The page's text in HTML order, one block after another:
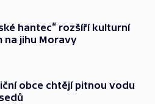
hantec“ rozšíří kulturní
na jihu Moravy
obce chtějí pitnou vodu